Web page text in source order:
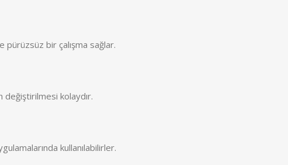
bir çalışma sağlar.
değiştirilmesi kolaydır.
kullanılabilirler.